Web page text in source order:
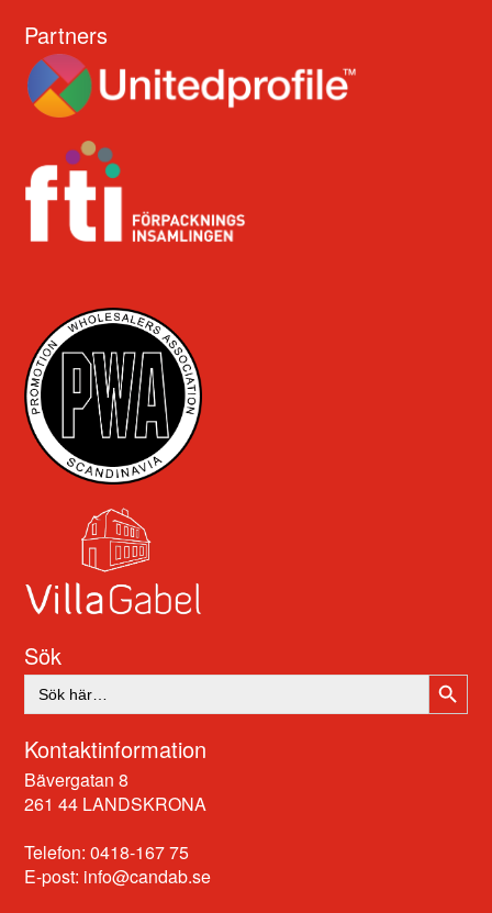
Partners
Sök
Sök
efter:
Kontaktinformation
Bävergatan 8
261 44 LANDSKRONA
Telefon: 0418-167 75
E-post: info@candab.se